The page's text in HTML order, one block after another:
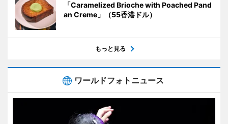
「Caramelized Brioche with Poached Pand
an Creme」（55香港ドル）
もっと見る
ワールドフォトニュース